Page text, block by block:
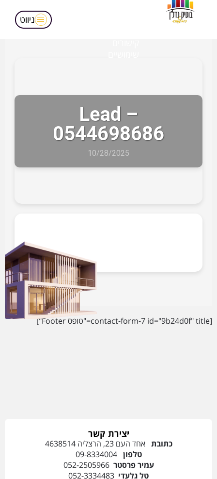
ניווט
Lead –
0544698686
10/28/2025
יצירת קשר
כתובת אחד העם 23, הרצליה 4638514
טלפון09-8334004
עמיר פרסטר052-2505966
טל גלעדי 052-3334483
[contact-form-7 id="9b24d0f" title="טופס Footer"]